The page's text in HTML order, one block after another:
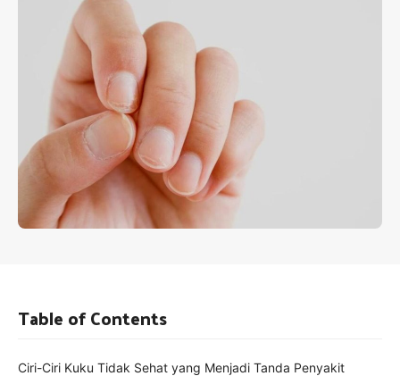
Table of Contents
Ciri-Ciri Kuku Tidak Sehat yang Menjadi Tanda Penyakit